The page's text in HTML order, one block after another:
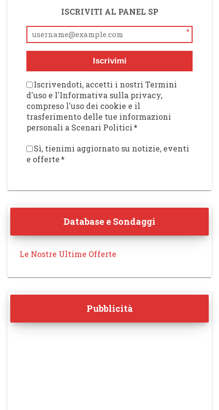
ISCRIVITI AL PANEL SP
*
Iscrivimi
Iscrivendoti, accetti i nostri Termini
d'uso e l'Informativa sulla privacy,
compreso l'uso dei cookie e il
trasferimento delle tue informazioni
personali a Scenari Politici*
Sì, tienimi aggiornato su notizie, eventi
e offerte*
Database e Sondaggi
Le Nostre Ultime Offerte
Pubblicità